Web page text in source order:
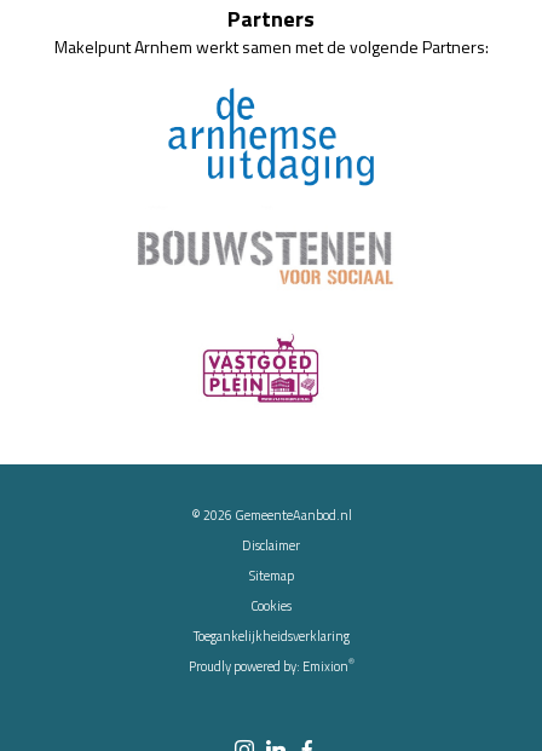
Partners
Makelpunt Arnhem werkt samen met de volgende Partners:
© 2026 GemeenteAanbod.nl
Disclaimer
Sitemap
Cookies
Toegankelijkheidsverklaring
Proudly powered by: Emixion®